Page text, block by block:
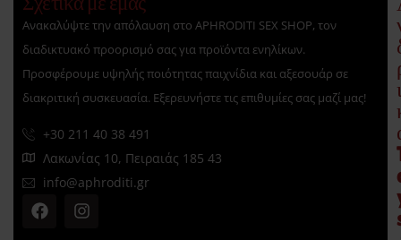
Ανακαλύψτε την απόλαυση στο APHRODITI SEX SHOP, τον
διαδικτυακό προορισμό σας για προϊόντα ενηλίκων.
Προσφέρουμε υψηλής ποιότητας παιχνίδια και αξεσουάρ σε
διακριτική συσκευασία. Εξερευνήστε τις επιθυμίες σας μαζί μας!
+30 211 40 38 491
Λακωνίας 10, Πειραιάς 185 43
info@aphroditi.gr
ι